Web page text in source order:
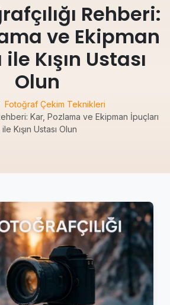
Rehberi:
ve Ekipman
Kışın Ustası
Olun
Fotoğraf Çekim Teknikleri
Kar, Pozlama ve Ekipman İpuçları
ile Kışın Ustası Olun